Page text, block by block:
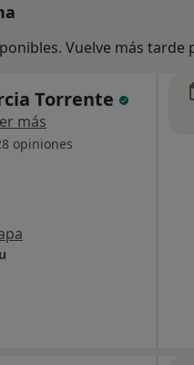
Vuelve más tarde
Torrente
más
opiniones